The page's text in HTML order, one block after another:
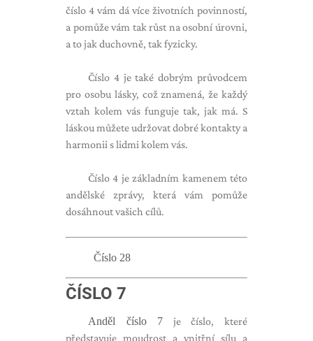
číslo 4 vám dá více životních povinností,
a pomůže vám tak růst na osobní úrovni,
a to jak duchovně, tak fyzicky.
Číslo 4 je také dobrým průvodcem
pro osobu lásky, což znamená, že každý
vztah kolem vás funguje tak, jak má. S
láskou můžete udržovat dobré kontakty a
harmonii s lidmi kolem vás.
Číslo 4 je základním kamenem této
andělské zprávy, která vám pomůže
dosáhnout vašich cílů.
Číslo 28
ČÍSLO 7
Anděl číslo 7 je číslo, které
představuje moudrost a vnitřní sílu a